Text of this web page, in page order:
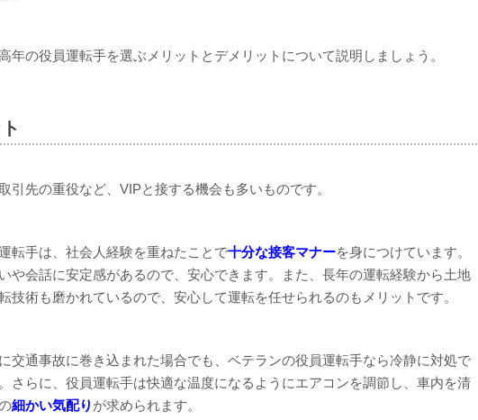
年の役員運転手を選ぶメリットとデメリットについて説明しましょう。
引先の重役など、VIPと接する機会も多いものです。
転手は、社会人経験を重ねたことで十分な接客マナーを身につけています。
や会話に安定感があるので、安心できます。また、長年の運転経験から土地
技術も磨かれているので、安心して運転を任せられるのもメリットです。
交通事故に巻き込まれた場合でも、ベテランの役員運転手なら冷静に対処で
さらに、役員運転手は快適な温度になるようにエアコンを調節し、車内を清
細かい気配り が求められます。